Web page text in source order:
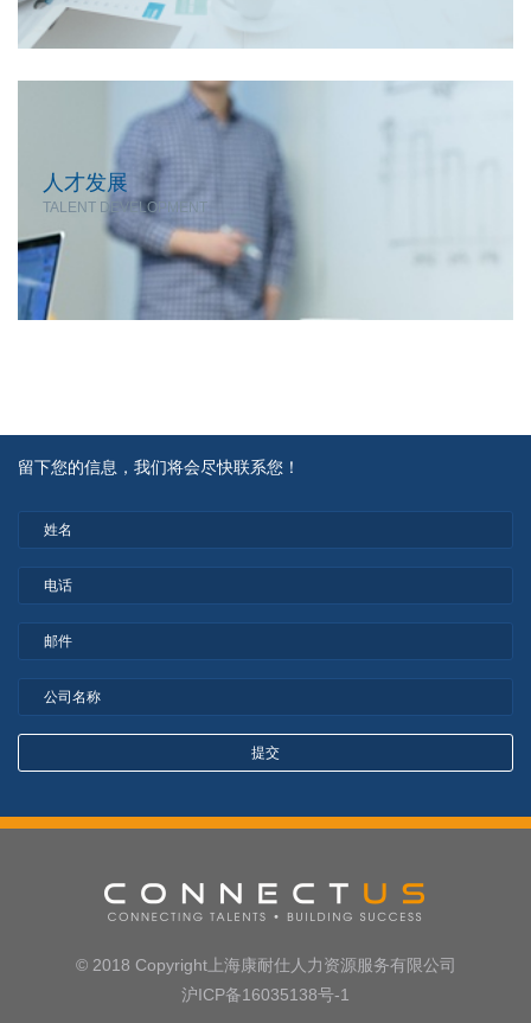
人才发展
TALENT DEVELOPMENT
留下您的信息，我们将会尽快联系您！
© 2018 Copyright上海康耐仕人力资源服务有限公司
沪ICP备16035138号-1